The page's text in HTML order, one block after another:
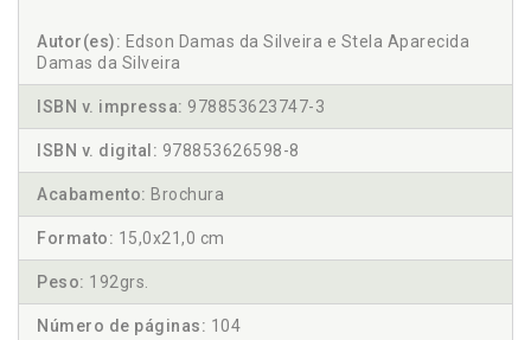
Autor(es): Edson Damas da Silveira e Stela Aparecida
Damas da Silveira
ISBN v. impressa: 978853623747-3
ISBN v. digital: 978853626598-8
Acabamento: Brochura
Formato: 15,0x21,0 cm
Peso: 192grs.
Número de páginas: 104